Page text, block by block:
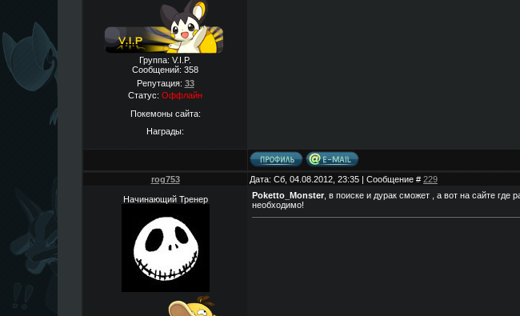
Группа: V.I.P.
Сообщений: 358
Репутация: 33
Статус: Оффлайн
Покемоны сайта:
Награды:
rog753 Дата: Сб, 04.08.2012, 23:35 | Сообщение # 229
Начинающий Тренер Poketto_Monster , в поиске и дурак сможет , а вот на сайте
необходимо!